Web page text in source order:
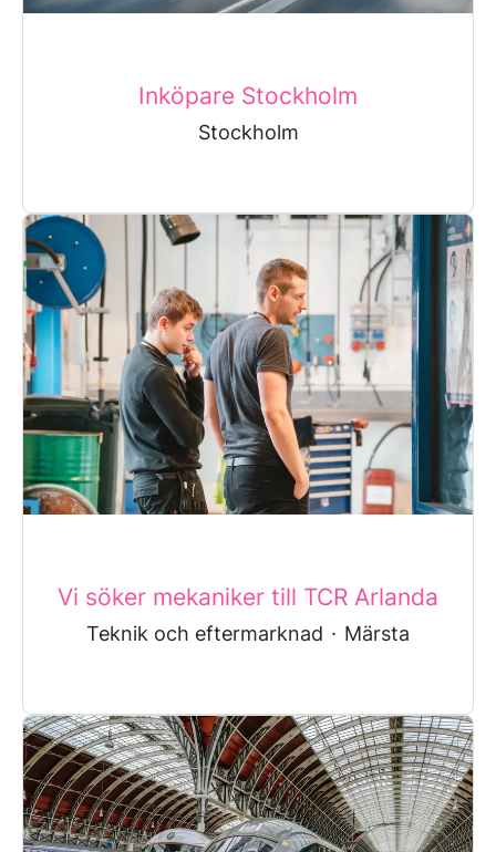
Inköpare Stockholm
Stockholm
Vi söker mekaniker till TCR Arlanda
Teknik och eftermarknad · Märsta